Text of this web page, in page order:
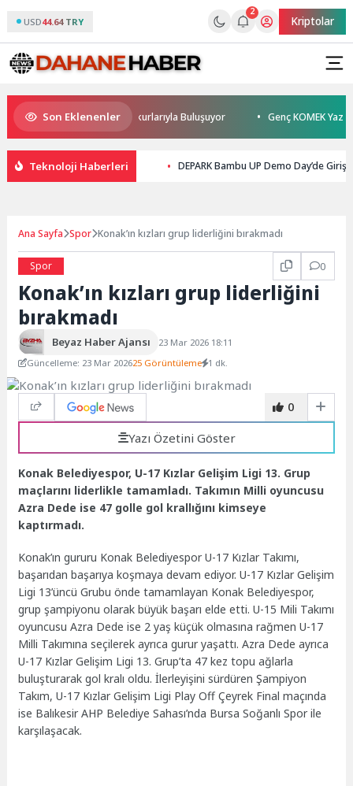
USD44.64 TRY
2
Kriptolar
Son Eklenenler
Sönmez TESAK’ta Okurlarıyla Buluşuyor Genç KOMEK Yaz
Teknoloji Haberleri DEPARK Bambu UP Demo Day’de
Ana Sayfa Spor Konak’ın kızları grup liderliğini bırakmadı
Spor 0
Konak’ın kızları grup liderliğini
bırakmadı
Beyaz Haber Ajansı
23 Mar 2026 18:11
Güncelleme: 23 Mar 202625 Görüntüleme 1 dk.
0
Yazı Özetini Göster
Konak Belediyespor, U-17 Kızlar Gelişim Ligi 13. Grup
maçlarını liderlikle tamamladı. Takımın Milli oyuncusu
Azra Dede ise 47 golle gol krallığını kimseye
kaptırmadı.
Konak’ın gururu Konak Belediyespor U-17 Kızlar Takımı,
başarıdan başarıya koşmaya devam ediyor. U-17 Kızlar Gelişim
Ligi 13’üncü Grubu önde tamamlayan Konak Belediyespor,
grup şampiyonu olarak büyük başarı elde etti. U-15 Mili Takımı
oyuncusu Azra Dede ise 2 yaş küçük olmasına rağmen U-17
Milli Takımına seçilerek ayrıca gurur yaşattı. Azra Dede ayrıca
U-17 Kızlar Gelişim Ligi 13. Grup’ta 47 kez topu ağlarla
buluşturarak gol kralı oldu. İlerleyişini sürdüren Şampiyon
Takım, U-17 Kızlar Gelişim Ligi Play Off Çeyrek Final maçında
ise Balıkesir AHP Belediye Sahası’nda Bursa Soğanlı Spor ile
karşılaşacak.